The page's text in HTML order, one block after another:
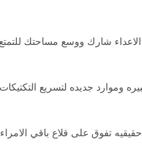
شارك ووسع مساحتك
كبيره وموارد جديده لتسريع
حقيقيه تفوق على قلاع باقي